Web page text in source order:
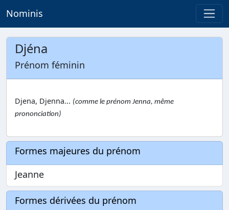
Nominis
Djéna
Prénom féminin
Djena, Djenna... (comme le prénom Jenna, même
prononciation)
Formes majeures du prénom
Jeanne
Formes dérivées du prénom